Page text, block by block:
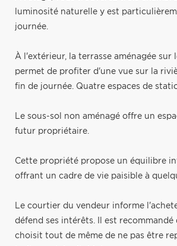
luminosité naturelle y est
journée.
À l'extérieur, la terrasse aménagée
permet de profiter d'une vue sur la
fin de journée. Quatre espaces de
Le sous-sol non aménagé offre un
futur propriétaire.
Cette propriété propose un équilibre
offrant un cadre de vie paisible à
Le courtier du vendeur informe
défend ses intérêts. Il est
choisit tout de même de ne pas être